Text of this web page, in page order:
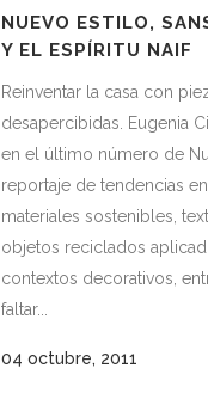
NUEVO ESTILO,
Y EL ESPÍRITU NAIF
Reinventar la casa con
desapercibidas. Eugenia
en el último número de
reportaje de tendencias
materiales sostenibles,
objetos reciclados
contextos decorativos,
faltar...
04 octubre, 2011